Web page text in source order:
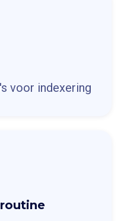
voor indexering